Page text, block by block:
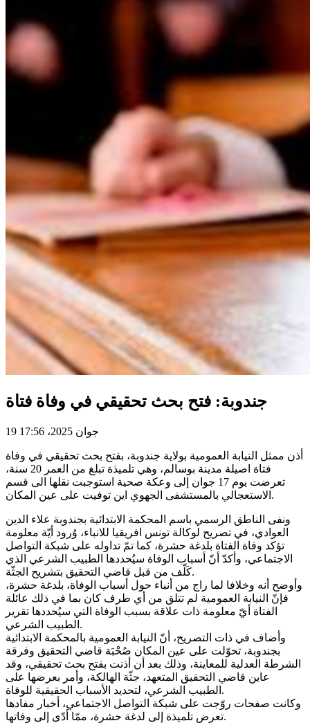
جندوبة: فتح بحث تحقيقي في وفاة فتاة
19 جوان 2025، 17:56
أذن ممثل النيابة العمومية بولاية جندوبة، بفتح بحث تحقيقي في وفاة
فتاة اصيلة مدينة بوسالم، وهي تلميذة تبلغ من العمر 20 سنة،
تعرضت يوم 17 جوان إلى وعكة صحية استوجبت نقلها الى قسم
الاستعجالي بالمستشفى الجهوي اين توفيت على عين المكان.
ونفى الناطق الرسمي باسم المحكمة الابتدائية بجندوبة علاء الدين
العوادي، في تصريح لوكالة تونس افريقيا للانباء، وُرود أيّة معلومة
تؤكد وفاة الفتاة بلدغة حشرة، كما تمّ تداوله على شبكة التواصل
الاجتماعي، وأكدّ أنّ أسباب الوفاة سيُحددها الطبيب الشرعي الذي
كَلّف من قبل قاضي التحقيق بتشريح الجثّة.
وأوضح أنه وخلافا لما راج من أنباء حول أسباب الوفاة، بلدغة حشرة،
فإنّ النيابة العمومية لم تتلق من أي طرف كان بما في ذلك عائلة
الفتاة أيّ معلومة ذات علاقة بسبب الوفاة التي سيُحددها تقرير
الطبيب الشرعي.
وأضاف في ذات التصريح، أنّ النيابة العمومية بالمحكمة الابتدائية
بجندوبة، تحوّلت على عين المكان صُحْبَة قاضي التحقيق وفرقة
الشرطة العدلية للمعاينة، وذلك بعد أن أذنت بفتح بحث تحقيقي، وقد
عاين قاضي التحقيق المتعهد، جثّة الهالكة، وأمر بعرضها على
الطبيب الشرعي، لتحديد الأسباب الحقيقية للوفاة.
وكانت صفحات روّجت على شبكة التواصل الاجتماعي، أخبار مفادها
تعرض تلميذة إلى لدغة حشرة، ممّا أدّى إلى وفاتها.